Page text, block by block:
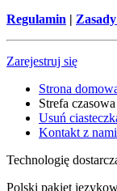
Regulamin |
Zarejestruj się
Strona
Strefa czasowa
Usuń
Kontakt z nami
Technologię
Polski pakiet